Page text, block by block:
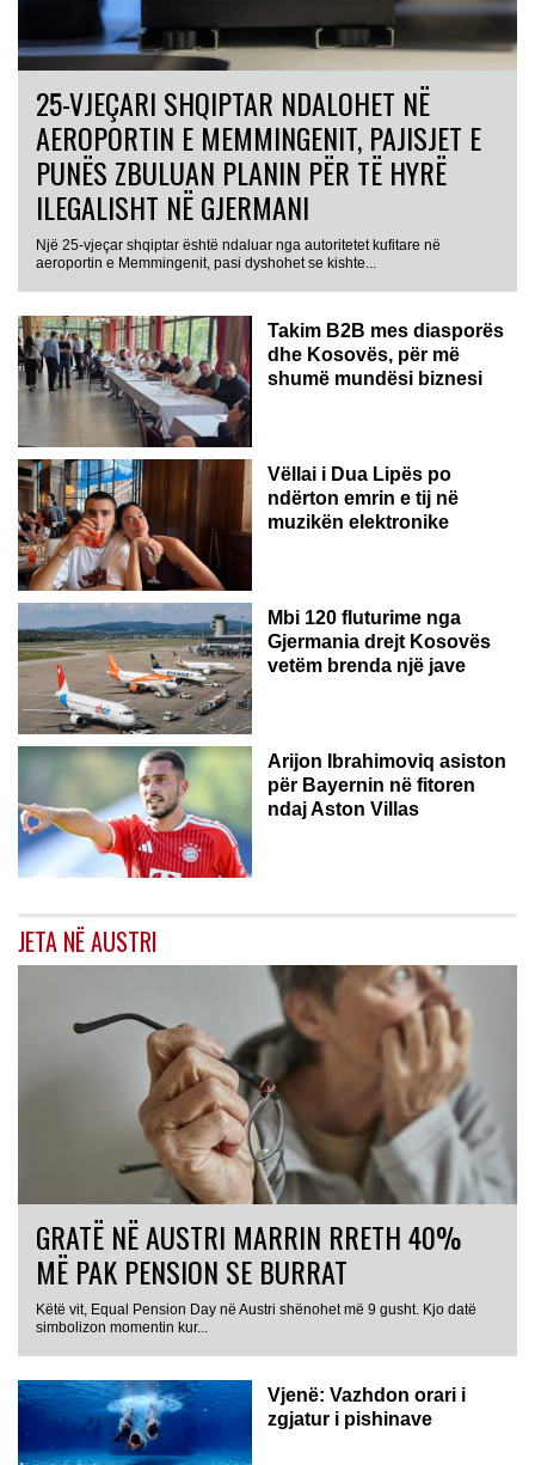
25-VJEÇARI SHQIPTAR NDALOHET NË
AEROPORTIN E MEMMINGENIT, PAJISJET E
PUNËS ZBULUAN PLANIN PËR TË HYRË
ILEGALISHT NË GJERMANI
Një 25-vjeçar shqiptar është ndaluar nga autoritetet kufitare në
aeroportin e Memmingenit, pasi dyshohet se kishte...
Takim B2B mes diasporës
dhe Kosovës, për më
shumë mundësi biznesi
Vëllai i Dua Lipës po
ndërton emrin e tij në
muzikën elektronike
GJERMANI
Mbi 120 fluturime nga
Gjermania drejt Kosovës
vetëm brenda një jave
Arijon Ibrahimoviq asiston
për Bayernin në fitoren
ndaj Aston Villas
JETA NË AUSTRI
GRATË NË AUSTRI MARRIN RRETH 40%
MË PAK PENSION SE BURRAT
Këtë vit, Equal Pension Day në Austri shënohet më 9 gusht. Kjo datë
simbolizon momentin kur...
Vjenë: Vazhdon orari i
zgjatur i pishinave